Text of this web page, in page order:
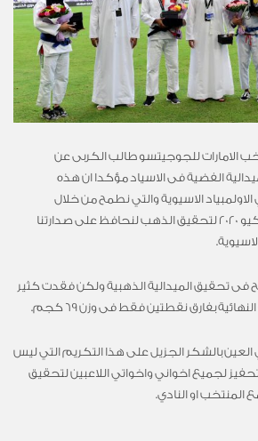
الامارات للجوجيتسو طالب الكربى عن
الفضية فى الاسياد مؤكدا ان هذه
الاسيوية والتي نطمح من خلال
المشاركة المقبل في طوكيو 2020 لتحقيق الذهب لنحافظ على صدارتنا
فى تحقيق الميدالية الذهبية ولكن فقدت كثير
بفارق نقطتين فقط فى وزن 69 كجم.
العين بالشكر الجزيل على هذا التكريم التي ليس
لجميع اخواني واخواتي اللاعبين لتحقيق
المنتخب او النادي.